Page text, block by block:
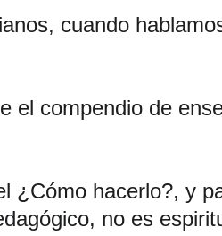
cuando
el compendio de
¿Cómo hacerlo?, y
no es